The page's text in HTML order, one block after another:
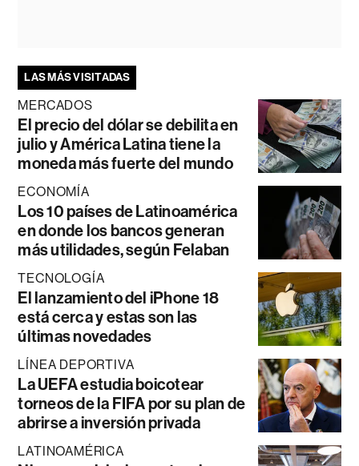
LAS MÁS VISITADAS
MERCADOS
El precio del dólar se debilita en
julio y América Latina tiene la
moneda más fuerte del mundo
ECONOMÍA
Los 10 países de Latinoamérica
en donde los bancos generan
más utilidades, según Felaban
TECNOLOGÍA
El lanzamiento del iPhone 18
está cerca y estas son las
últimas novedades
LÍNEA DEPORTIVA
La UEFA estudia boicotear
torneos de la FIFA por su plan de
abrirse a inversión privada
LATINOAMÉRICA